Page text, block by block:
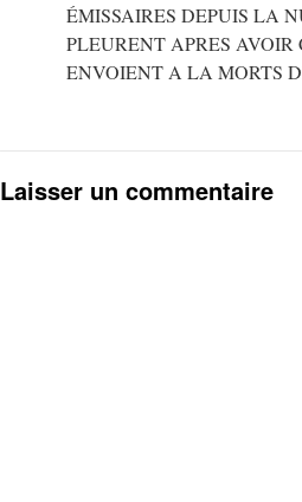
ÉMISSAIRES DEPUIS LA
PLEURENT APRES AVOIR
ENVOIENT A LA MORTS
Laisser un commentaire